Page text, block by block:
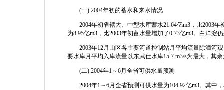
(一) 2004年初的蓄水和来水情况
2004年初省辖大、中型水库蓄水21.64亿m3，比2003年
为8.95亿m3，比2003年初蓄水量增加了0.73亿m3。白洋淀
2003年12月山区各主要河道控制站月平均流量除漳河观
要水库月平均入库流量以东武仕水库15.7 m3/s为最大，其
(二) 2004年1～6月全省可供水量预测
2004年1～6月全省预测可供水量为104.92亿m3。其中